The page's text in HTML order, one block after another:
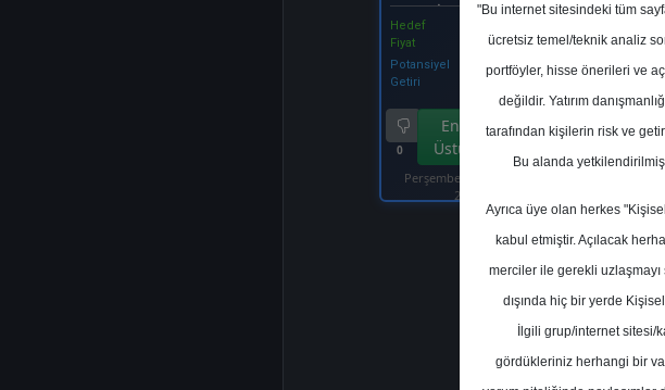
FABRİKALARI T.A.Ş.
Hedef
Fiyat
Potansiyel
Getiri
%-10.26
0
Endeks
Üstü Get.
Perşembe, 07 Ağustos
2025
"Bu internet sitesindeki tüm
ücretsiz temel/teknik analiz
portföyler, hisse önerileri ve
değildir. Yatırım
tarafından kişilerin risk ve
Bu alanda
Ayrıca üye olan herkes
kabul etmiştir. Açılacak
merciler ile gerekli
dışında hiç bir yerde
İlgili grup/internet sitesi/
gördükleriniz herhangi bir